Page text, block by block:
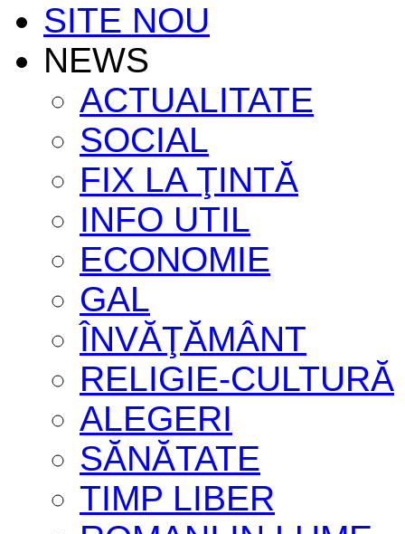
SITE NOU
NEWS
ACTUALITATE
SOCIAL
FIX LA ŢINTĂ
INFO UTIL
ECONOMIE
GAL
ÎNVĂŢĂMÂNT
RELIGIE-CULTURĂ
ALEGERI
SĂNĂTATE
TIMP LIBER